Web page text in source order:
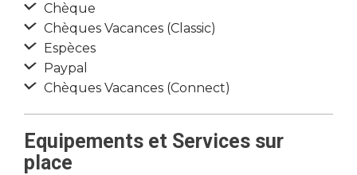
Chèque
Chèques Vacances (Classic)
Espèces
Paypal
Chèques Vacances (Connect)
Equipements et Services sur
place